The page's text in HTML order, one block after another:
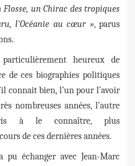
Flosse, un Chirac des tropiques
l’Océanie au cœur », parus
heureux de
de ces biographies politiques
connait bien, l’un pour l’avoir
nombreuses années, l’autre
à le connaître, plus
de ces dernières années.
échanger avec Jean-Marc